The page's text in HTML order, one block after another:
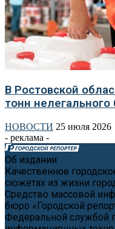
В Ростовской
тонн нелегального
НОВОСТИ 25 июля 2026
- реклама -
Об издании
Качественное
сюжетах из жизни
Средство массовой
бюро «Городской
Федеральной службой